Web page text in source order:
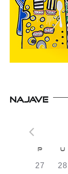
NAJAVE
od
P U
0
27
0
28